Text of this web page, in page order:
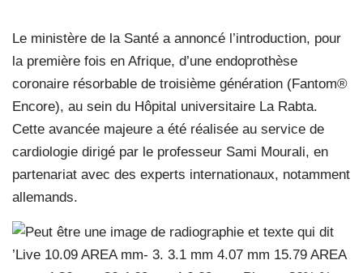
Le ministère de la Santé a annoncé l’introduction, pour
la première fois en Afrique, d’une endoprothèse
coronaire résorbable de troisième génération (Fantom®
Encore), au sein du Hôpital universitaire La Rabta.
Cette avancée majeure a été réalisée au service de
cardiologie dirigé par le professeur Sami Mourali, en
partenariat avec des experts internationaux, notamment
allemands.